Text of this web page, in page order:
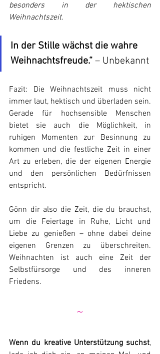
besonders in der hektischen
Weihnachtszeit.
In der Stille wächst die wahre
Weihnachtsfreude.“ – Unbekannt
Fazit: Die Weihnachtszeit muss nicht
immer laut, hektisch und überladen sein.
Gerade für hochsensible Menschen
bietet sie auch die Möglichkeit, in
ruhigen Momenten zur Besinnung zu
kommen und die festliche Zeit in einer
Art zu erleben, die der eigenen Energie
und den persönlichen Bedürfnissen
entspricht.
Gönn dir also die Zeit, die du brauchst,
um die Feiertage in Ruhe, Licht und
Liebe zu genießen – ohne dabei deine
eigenen Grenzen zu überschreiten.
Weihnachten ist auch eine Zeit der
Selbstfürsorge und des inneren
Friedens.
~
Wenn du kreative Unterstützung suchst,